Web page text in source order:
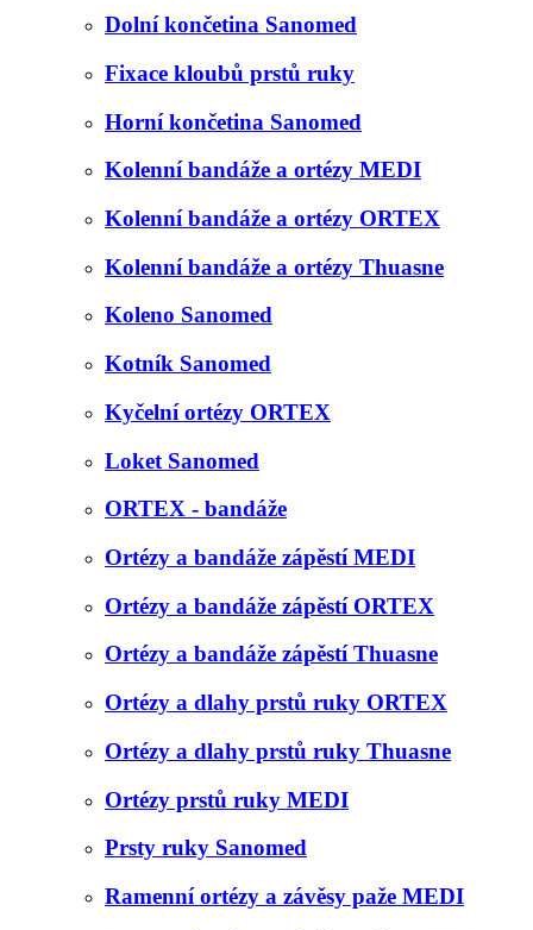
Dolní končetina Sanomed
Fixace kloubů prstů ruky
Horní končetina Sanomed
Kolenní bandáže a ortézy MEDI
Kolenní bandáže a ortézy ORTEX
Kolenní bandáže a ortézy Thuasne
Koleno Sanomed
Kotník Sanomed
Kyčelní ortézy ORTEX
Loket Sanomed
ORTEX - bandáže
Ortézy a bandáže zápěstí MEDI
Ortézy a bandáže zápěstí ORTEX
Ortézy a bandáže zápěstí Thuasne
Ortézy a dlahy prstů ruky ORTEX
Ortézy a dlahy prstů ruky Thuasne
Ortézy prstů ruky MEDI
Prsty ruky Sanomed
Ramenní ortézy a závěsy paže MEDI